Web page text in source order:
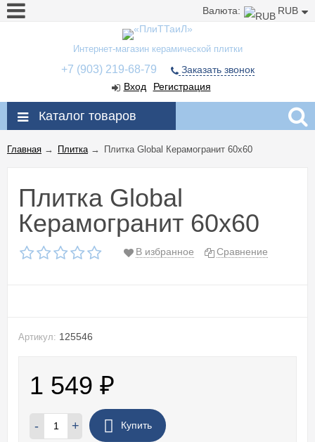
Валюта: RUB
Интернет-магазин керамической плитки
+7 (903) 219-68-79
Заказать звонок
Вход
Регистрация
Каталог товаров
Главная → Плитка→ Плитка Global Керамогранит 60x60
Плитка Global
Керамогранит 60x60
В избранное Сравнение
Артикул: 125546
1 549 ₽
- + Купить